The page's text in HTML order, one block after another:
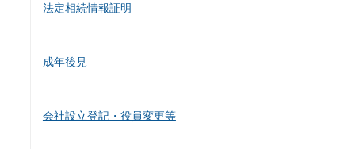
法定相続情報証明
成年後見
会社設立登記・役員変更等